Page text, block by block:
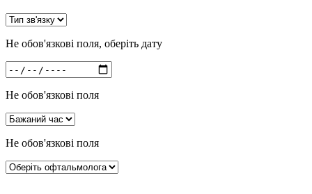
Не обов'язкові поля, оберіть дату
Не обов'язкові поля
Не обов'язкові поля